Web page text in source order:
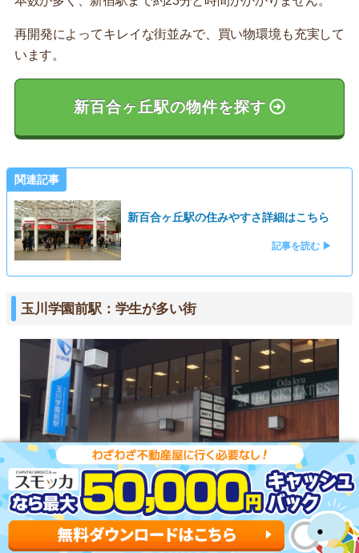
再開発によってキレイな街並みで、買い物環境も充実して
います。
新百合ヶ丘駅の物件を探す
関連記事
新百合ヶ丘駅の住みやすさ詳細はこちら
記事を読む ▶
玉川学園前駅：学生が多い街
住みやすさ